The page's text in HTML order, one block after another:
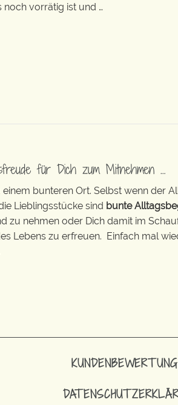
noch vorrätig ist und …
für Dich zum Mitnehmen …
bunteren Ort. Selbst wenn der
Lieblingsstücke sind bunte
zu nehmen oder Dich damit im
Lebens zu erfreuen. Einfach mal